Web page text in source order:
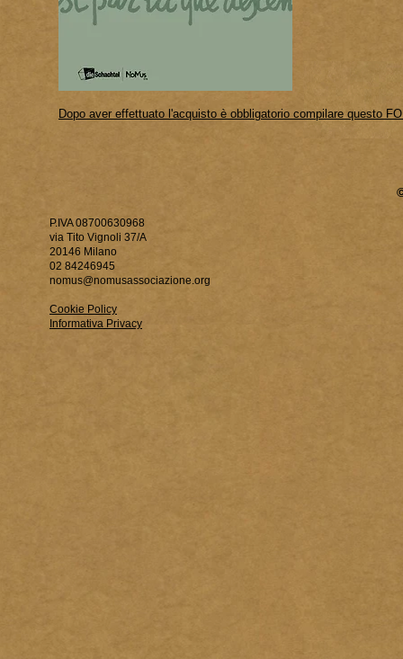
Dopo aver effettuato l'acquisto è obbligatorio compilare questo
P.IVA 08700630968
via Tito Vignoli 37/A
20146 Milano
02 84246945
nomus@nomusassociazione.org
Cookie Policy
Informativa Privacy